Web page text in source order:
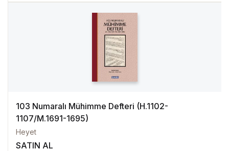
103 Numaralı Mühimme Defteri (H.1102-
1107/M.1691-1695)
Heyet
SATIN AL